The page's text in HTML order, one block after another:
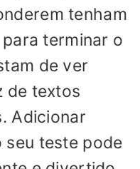
tenham
terminar o
de ver
de textos
Adicionar
seu teste pode